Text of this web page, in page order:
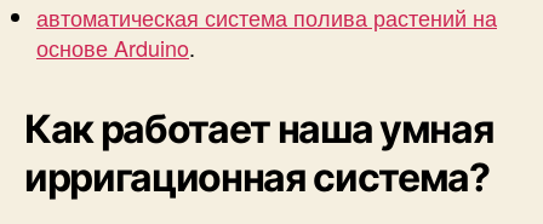
автоматическая система полива растений на
основе Arduino.
Как работает наша умная
ирригационная система?